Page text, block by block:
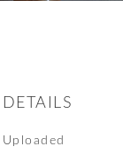
DETAILS
Uploaded